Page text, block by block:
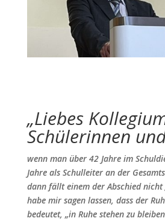
„Liebes
Schülerinnen
wenn man über 42 Jahre im
Jahre als Schulleiter an der
dann fällt einem der Abschied
habe mir sagen lassen, dass der
bedeutet, „in Ruhe stehen zu